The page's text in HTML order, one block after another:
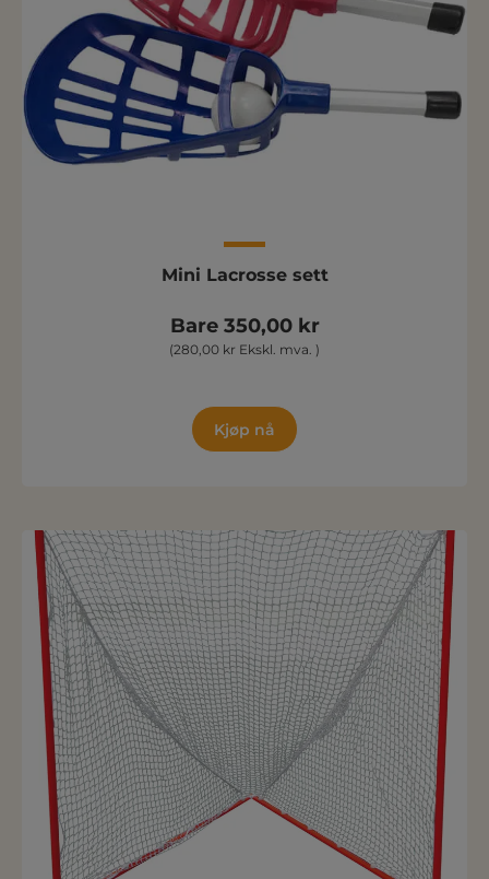
Mini Lacrosse sett
Bare 350,00 kr
(280,00 kr Ekskl. mva. )
Kjøp nå